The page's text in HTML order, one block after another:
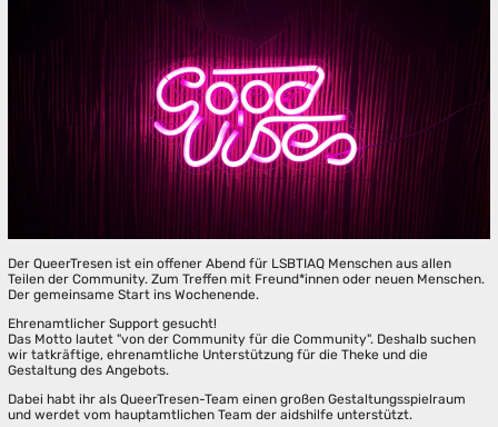
Der QueerTresen ist ein offener Abend für LSBTIAQ Menschen aus allen
Teilen der Community. Zum Treffen mit Freund*innen oder neuen Menschen.
Der gemeinsame Start ins Wochenende.
Ehrenamtlicher Support gesucht!
Das Motto lautet "von der Community für die Community". Deshalb suchen
wir tatkräftige, ehrenamtliche Unterstützung für die Theke und die
Gestaltung des Angebots.
Dabei habt ihr als QueerTresen-Team einen großen Gestaltungsspielraum
und werdet vom hauptamtlichen Team der aidshilfe unterstützt.